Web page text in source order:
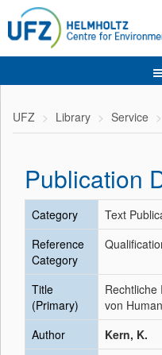
UFZ Library Service
Publication
Category
Text
Reference
Category
Title
(Primary)
Rechtliche
von
Author
Kern, K.